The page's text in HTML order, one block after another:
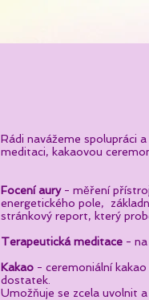
Rádi navážeme spolupráci
meditaci, kakaovou
Focení aury - měření
energetického pole,
stránkový report, který
Terapeutická meditace - na
Kakao - ceremoniální
dostatek.
Umožňuje se zcela uvolnit